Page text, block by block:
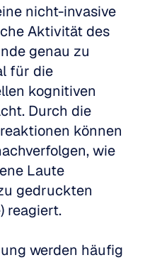
nicht-invasive
Aktivität des
genau zu
für die
kognitiven
Durch die
können
wie
Laute
gedruckten
reagiert.
werden häufig